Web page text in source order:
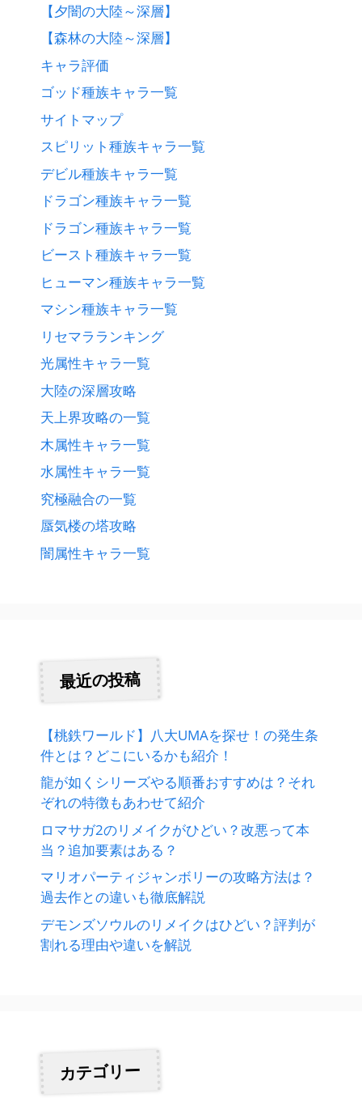
【夕闇の大陸～深層】
【森林の大陸～深層】
キャラ評価
ゴッド種族キャラ一覧
サイトマップ
スピリット種族キャラ一覧
デビル種族キャラ一覧
ドラゴン種族キャラ一覧
ドラゴン種族キャラ一覧
ビースト種族キャラ一覧
ヒューマン種族キャラ一覧
マシン種族キャラ一覧
リセマラランキング
光属性キャラ一覧
大陸の深層攻略
天上界攻略の一覧
木属性キャラ一覧
水属性キャラ一覧
究極融合の一覧
蜃気楼の塔攻略
闇属性キャラ一覧
最近の投稿
【桃鉄ワールド】八大UMAを探せ！の発生条
件とは？どこにいるかも紹介！
龍が如くシリーズやる順番おすすめは？それ
ぞれの特徴もあわせて紹介
ロマサガ2のリメイクがひどい？改悪って本
当？追加要素はある？
マリオパーティジャンボリーの攻略方法は？
過去作との違いも徹底解説
デモンズソウルのリメイクはひどい？評判が
割れる理由や違いを解説
カテゴリー